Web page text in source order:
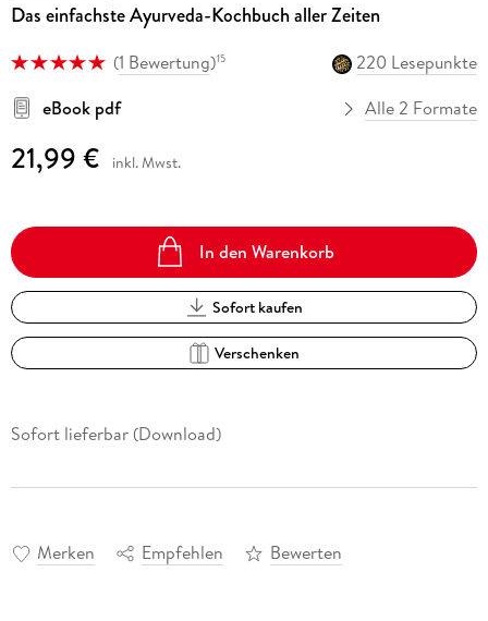
Das einfachste Ayurveda-Kochbuch aller Zeiten
(1 Bewertung)15
220 Lesepunkte
eBook pdf
Alle 2 Formate
21,99 € inkl. Mwst.
In den Warenkorb
Sofort kaufen
Verschenken
Sofort lieferbar (Download)
Merken Empfehlen Bewerten